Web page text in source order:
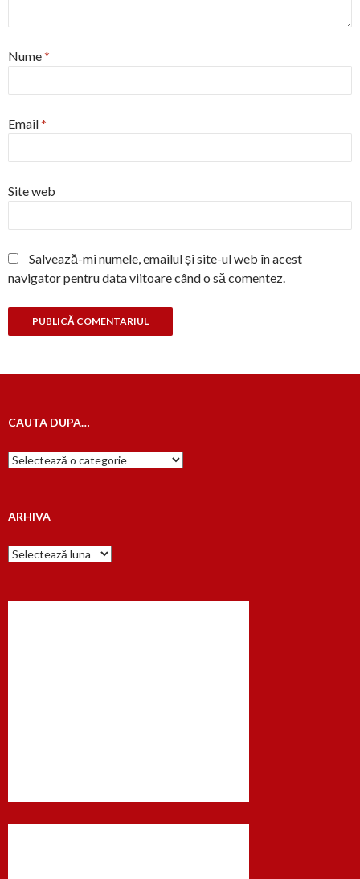
Nume*
Email*
Site web
Salvează-mi numele, emailul și site-ul web în acest
navigator pentru data viitoare când o să comentez.
CAUTA DUPA…
Cauta
dupa…
ARHIVA
Arhiva